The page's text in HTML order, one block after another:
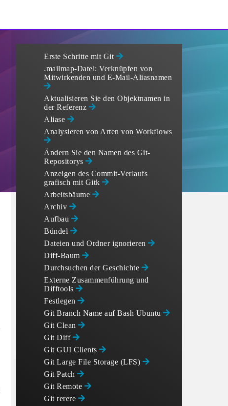
Erste Schritte mit Git
.mailmap-Datei: Verknüpfen von
Mitwirkenden und E-Mail-Aliasnamen
Aktualisieren Sie den Objektnamen in
der Referenz
Aliase
Analysieren von Arten von Workflows
Ändern Sie den Namen des Git-
Repositorys
Anzeigen des Commit-Verlaufs
grafisch mit Gitk
Arbeitsbäume
Archiv
Aufbau
Bündel
Dateien und Ordner ignorieren
Diff-Baum
Durchsuchen der Geschichte
Externe Zusammenführung und
Difftools
Festlegen
Git Branch Name auf Bash Ubuntu
Git Clean
Git Diff
Git GUI Clients
Git Large File Storage (LFS)
Git Patch
Git Remote
Git rerere